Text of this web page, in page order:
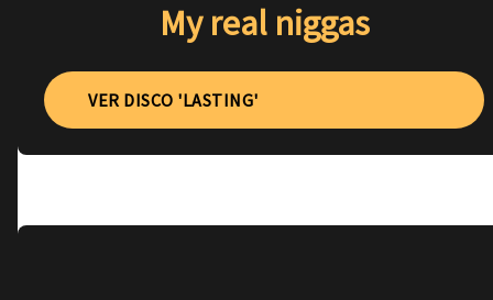
My real niggas
VER DISCO 'LASTING'